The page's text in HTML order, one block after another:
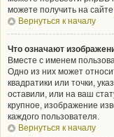
можете получить на сайте
Вернуться к началу
Что означают
Вместе с именем
Одно из них может
квадратики или точки,
оставили, или на ваш
крупное, изображение
каждого пользователя.
Вернуться к началу